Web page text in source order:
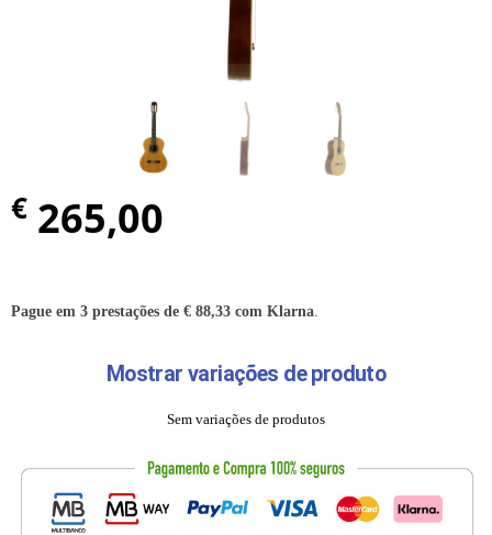
€ 265,00
Pague em 3 prestações de € 88,33 com Klarna.
Mostrar variações de produto
Sem variações de produtos